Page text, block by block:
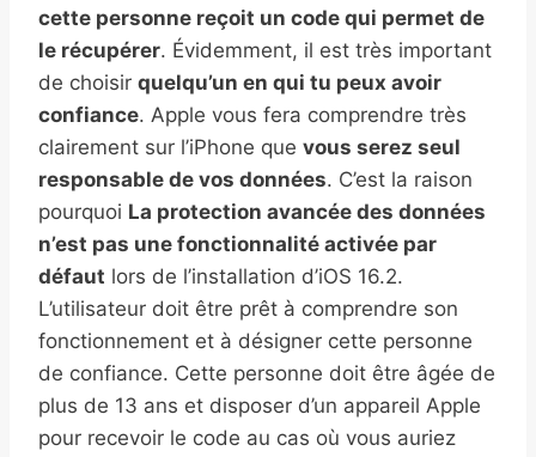
cette personne reçoit un code qui permet de
le récupérer. Évidemment, il est très important
de choisir quelqu’un en qui tu peux avoir
confiance. Apple vous fera comprendre très
clairement sur l’iPhone que vous serez seul
responsable de vos données. C’est la raison
pourquoi La protection avancée des données
n’est pas une fonctionnalité activée par
défaut lors de l’installation d’iOS 16.2.
L’utilisateur doit être prêt à comprendre son
fonctionnement et à désigner cette personne
de confiance. Cette personne doit être âgée de
plus de 13 ans et disposer d’un appareil Apple
pour recevoir le code au cas où vous auriez